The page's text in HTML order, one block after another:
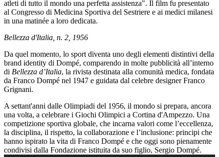
atleti di tutto il mondo una perfetta assistenza". Il film fu presentato
al Congresso di Medicina Sportiva del Sestriere e ai medici milanesi
in una matinée a loro dedicata.
Bellezza d'Italia, n. 2, 1956
Da quel momento, lo sport diventa uno degli elementi distintivi della
brand identity di Dompé, comparendo in molte pubblicità all’interno
di Bellezza d’Italia, la rivista destinata alla comunità medica, fondata
da Franco Dompé nel 1947 e guidata dal celebre designer Franco
Grignani.
A settant'anni dalle Olimpiadi del 1956, il mondo si prepara, ancora
una volta, a celebrare i Giochi Olimpici a Cortina d'Ampezzo. Una
competizione sportiva globale, che incarna valori come l’eccellenza,
la disciplina, il rispetto, la collaborazione e l’inclusione: principi che
hanno ispirato la vita di Franco Dompé e che oggi sono pienamente
condivisi dalla Fondazione istituita da suo figlio, Sergio Dompé.